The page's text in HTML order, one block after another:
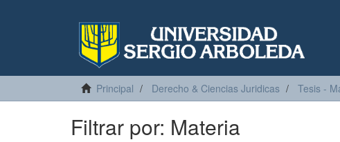
Principal Derecho & Ciencias Juridicas Tesis -
Filtrar por: Materia